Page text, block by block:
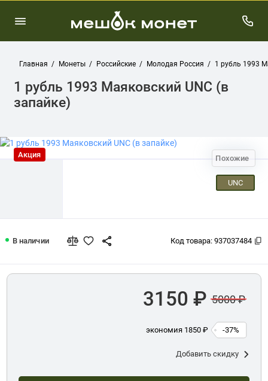
Главная Монеты Российские Молодая Россия 1 рубль 1993
1 рубль 1993 Маяковский UNC (в
запайке)
Похожие
UNC
Акция
В наличии Код товара: 937037484
3150 ₽ 5000 ₽
экономия 1850 ₽ -37%
Добавить скидку